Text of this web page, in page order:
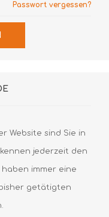
Passwort vergessen?
Website sind Sie in
jederzeit den
immer eine
getätigten